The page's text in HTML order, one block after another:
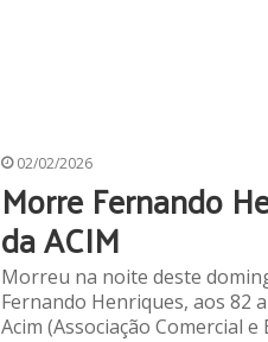
02/02/2026
Morre Fernando
da ACIM
Morreu na noite deste
Fernando Henriques, aos 82
Acim (Associação Comercial